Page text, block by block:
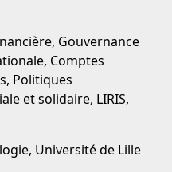
Gouvernance
Comptes
Politiques
et solidaire, LIRIS,
Université de Lille